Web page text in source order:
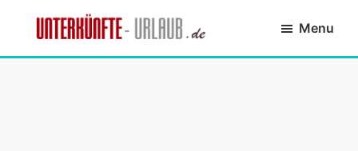
Unterkünfte-
finde
Menu